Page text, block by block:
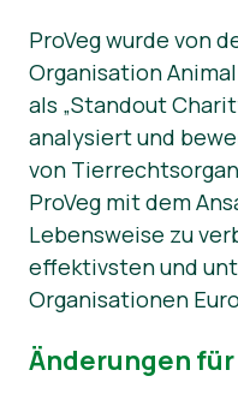
ProVeg wurde von
Organisation
als „Standout
analysiert und
von
ProVeg mit dem
Lebensweise zu
effektivsten und
Organisationen
Änderungen